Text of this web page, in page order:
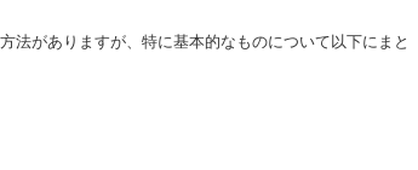
法がありますが、特に基本的なものについて以下にまと